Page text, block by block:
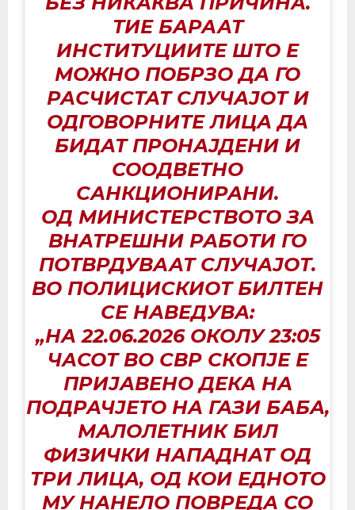
ТИЕ БАРААТ
ИНСТИТУЦИИТЕ ШТО Е
МОЖНО ПОБРЗО ДА ГО
РАСЧИСТАТ СЛУЧАЈОТ И
ОДГОВОРНИТЕ ЛИЦА ДА
БИДАТ ПРОНАЈДЕНИ И
СООДВЕТНО
САНКЦИОНИРАНИ.
ОД МИНИСТЕРСТВОТО ЗА
ВНАТРЕШНИ РАБОТИ ГО
ПОТВРДУВААТ СЛУЧАЈОТ.
ВО ПОЛИЦИСКИОТ БИЛТЕН
СЕ НАВЕДУВА:
„НА 22.06.2026 ОКОЛУ 23:05
ЧАСОТ ВО СВР СКОПЈЕ Е
ПРИЈАВЕНО ДЕКА НА
ПОДРАЧЈЕТО НА ГАЗИ БАБА,
МАЛОЛЕТНИК БИЛ
ФИЗИЧКИ НАПАДНАТ ОД
ТРИ ЛИЦА, ОД КОИ ЕДНОТО
МУ НАНЕЛО ПОВРЕДА СО